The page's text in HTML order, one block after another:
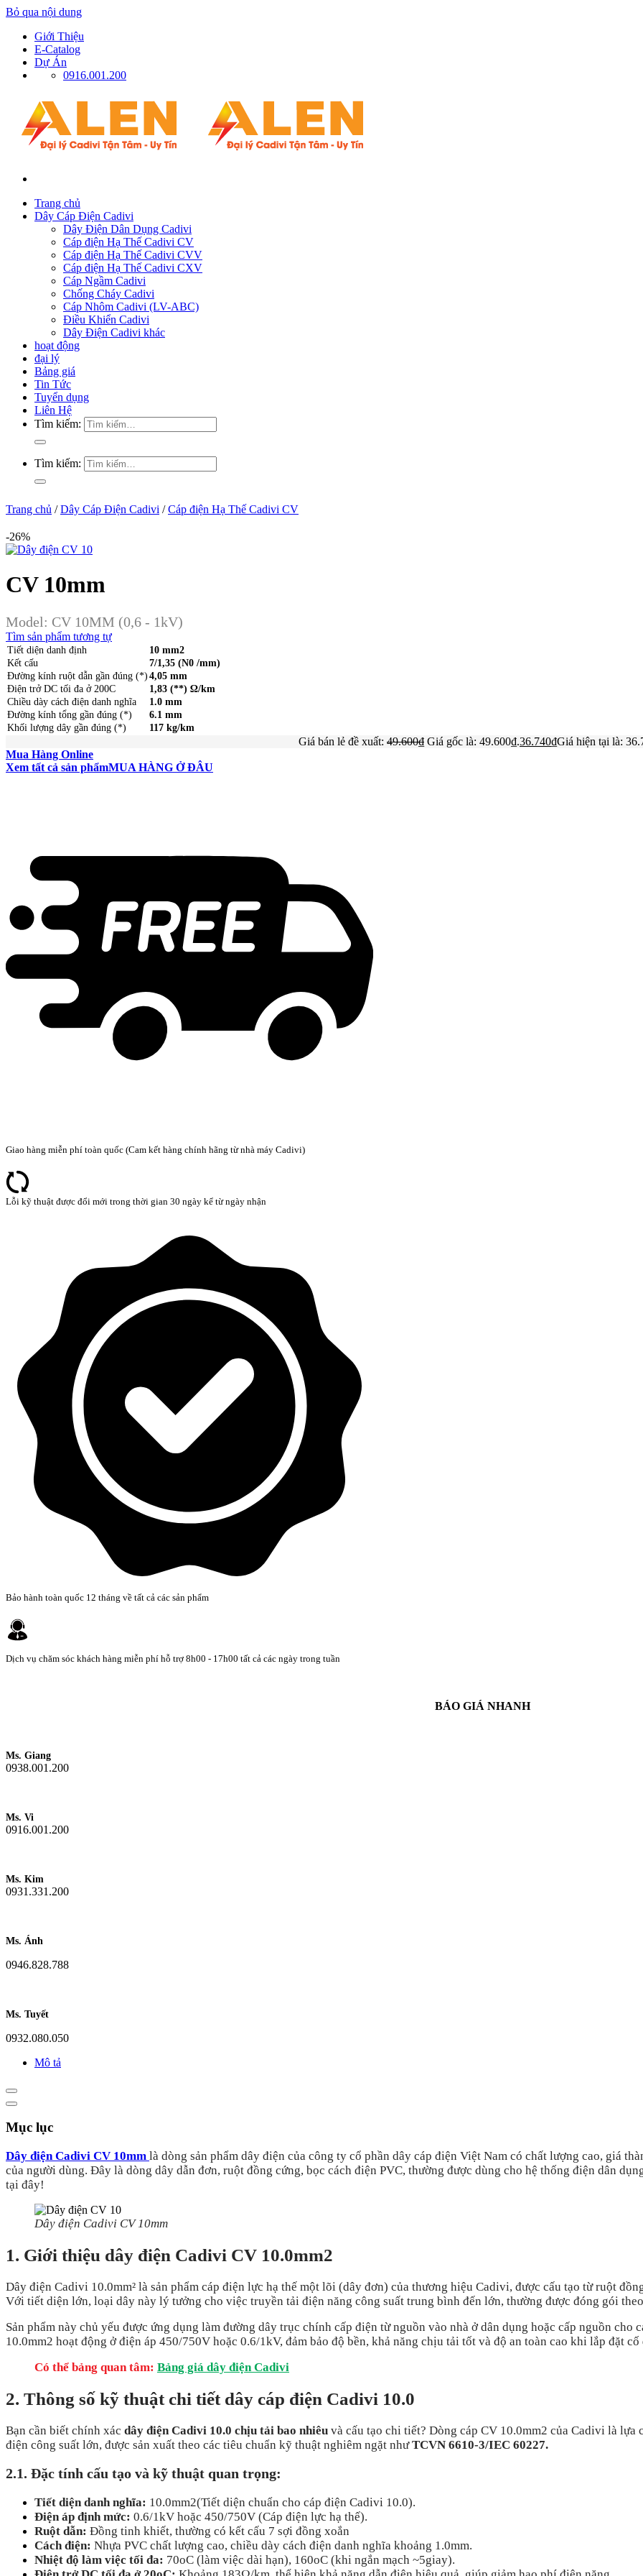
Bỏ qua nội dung
Giới Thiệu
E-Catalog
Dự Án
0916.001.200
Trang chủ
Dây Cáp Điện Cadivi
Dây Điện Dân Dụng Cadivi
Cáp điện Hạ Thế Cadivi CV
Cáp điện Hạ Thế Cadivi CVV
Cáp điện Hạ Thế Cadivi CXV
Cáp Ngầm Cadivi
Chống Cháy Cadivi
Cáp Nhôm Cadivi (LV-ABC)
Điều Khiển Cadivi
Dây Điện Cadivi khác
hoạt động
đại lý
Bảng giá
Tin Tức
Tuyển dụng
Liên Hệ
Tìm kiếm:
Tìm kiếm:
Trang chủ / Dây Cáp Điện Cadivi / Cáp điện Hạ Thế Cadivi CV
-26%
CV 10mm
Model: CV 10MM (0,6 - 1kV)
Tìm sản phẩm tương tự
Tiết diện danh định
10 mm2
Kết cấu
7/1,35 (N0 /mm)
Đường kính ruột dẫn gần đúng (*) 4,05 mm
Điện trở DC tối đa ở 200C
1,83 (**) Ω/km
Chiều dày cách điện danh nghĩa
1.0 mm
Đường kính tổng gần đúng (*)
6.1 mm
Khối lượng dây gần đúng (*)
117 kg/km
Giá bán lẻ đề xuất: 49.600₫ Giá gốc là: 49.600₫.36.740₫Giá hiện tại là:
Mua Hàng Online
Xem tất cả sản phẩmMUA HÀNG Ở ĐÂU
Giao hàng miễn phí toàn quốc (Cam kết hàng chính hãng từ nhà máy Cadivi)
Lỗi kỹ thuật được đổi mới trong thời gian 30 ngày kể từ ngày nhận
Bảo hành toàn quốc 12 tháng về tất cả các sản phẩm
Dịch vụ chăm sóc khách hàng miễn phí hỗ trợ 8h00 - 17h00 tất cả các ngày trong tuần
BÁO GIÁ NHANH
Ms. Giang
0938.001.200
Ms. Vi
0916.001.200
Ms. Kim
0931.331.200
Ms. Ánh
0946.828.788
Ms. Tuyết
0932.080.050
Mô tả
Mục lục
Dây điện Cadivi CV 10mm là dòng sản phẩm dây điện của công ty cổ phần dây cáp điện Việt Nam có chất lượng cao, giá
của người dùng. Đây là dòng dây dẫn đơn, ruột đồng cứng, bọc cách điện PVC, thường được dùng cho hệ thống điện dân
tại đây!
Dây điện Cadivi CV 10mm
1. Giới thiệu dây điện Cadivi CV 10.0mm2
Dây điện Cadivi 10.0mm² là sản phẩm cáp điện lực hạ thế một lõi (dây đơn) của thương hiệu Cadivi, được cấu tạo từ ruột
Với tiết diện lớn, loại dây này lý tưởng cho việc truyền tải điện năng công suất trung bình đến lớn, thường được đóng gói
Sản phẩm này chủ yếu được ứng dụng làm đường dây trục chính cấp điện từ nguồn vào nhà ở dân dụng hoặc cấp nguồn
10.0mm2 hoạt động ở điện áp 450/750V hoặc 0.6/1kV, đảm bảo độ bền, khả năng chịu tải tốt và độ an toàn cao khi lắp đặt cố
Có thể bảng quan tâm: Bảng giá dây điện Cadivi
2. Thông số kỹ thuật chi tiết dây cáp điện Cadivi 10.0
Bạn cần biết chính xác dây điện Cadivi 10.0 chịu tải bao nhiêu và cấu tạo chi tiết? Dòng cáp CV 10.0mm2 của Cadivi là lựa
điện công suất lớn, được sản xuất theo các tiêu chuẩn kỹ thuật nghiêm ngặt nhưTCVN 6610-3/IEC 60227.
2.1. Đặc tính cấu tạo và kỹ thuật quan trọng:
Tiết diện danh nghĩa: 10.0mm2(Tiết diện chuẩn cho cáp điện Cadivi 10.0).
Điện áp định mức: 0.6/1kV hoặc 450/750V (Cáp điện lực hạ thế).
Ruột dẫn: Đồng tinh khiết, thường có kết cấu 7 sợi đồng xoắn
Cách điện: Nhựa PVC chất lượng cao, chiều dày cách điện danh nghĩa khoảng 1.0mm.
Nhiệt độ làm việc tối đa: 70oC (làm việc dài hạn), 160oC (khi ngắn mạch ~5giay).